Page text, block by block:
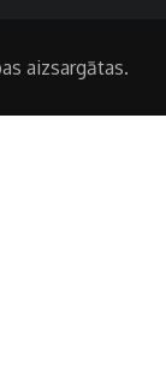
aizsargātas.